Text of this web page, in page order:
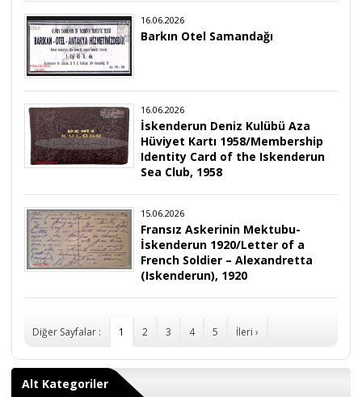
16.06.2026
Barkın Otel Samandağı
16.06.2026
İskenderun Deniz Kulübü Aza
Hüviyet Kartı 1958/Membership
Identity Card of the Iskenderun
Sea Club, 1958
15.06.2026
Fransız Askerinin Mektubu-
İskenderun 1920/Letter of a
French Soldier – Alexandretta
(Iskenderun), 1920
Diğer Sayfalar : 1 2 3 4 5 İleri ›
Alt Kategoriler